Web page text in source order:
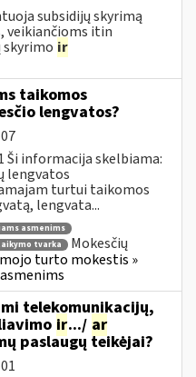
subsidijų skyrimą
veikiančioms itin
skyrimo ir
taikomos
lengvatos?
Ši informacija skelbiama:
lengvatos
turtui taikomos
lengvata...
asmenims
tvarka
Mokesčių
turto mokestis »
telekomunikacijų,
ir.../ ar
paslaugų teikėjai?